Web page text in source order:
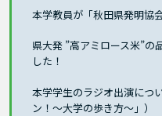
本学教員が「秋田県発明協
県大発 ”高アミロース米”の
した！
本学学生のラジオ出演につ
ン！～大学の歩き方～」）